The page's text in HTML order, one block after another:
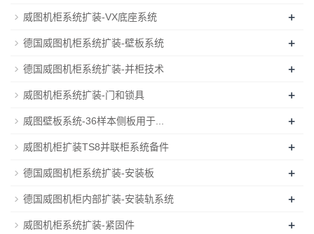
威图机柜系统扩装-VX底座系统 +
德国威图机柜系统扩装-壁板系统 +
德国威图机柜系统扩装-并柜技术 +
威图机柜系统扩装-门和锁具 +
威图壁板系统-36样本侧板用于... +
威图机柜扩装TS8并联柜系统备件 +
德国威图机柜系统扩装-安装板 +
德国威图机柜内部扩装-安装轨系统 +
威图机柜系统扩装-紧固件 +